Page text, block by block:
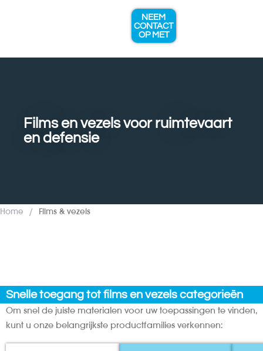
NEEM
CONTACT
OP MET
Films en vezels voor ruimtevaart
en defensie
Home / Films & vezels
Snelle toegang tot films en vezels categorieën
Om snel de juiste materialen voor uw toepassingen te vinden,
kunt u onze belangrijkste productfamilies verkennen: